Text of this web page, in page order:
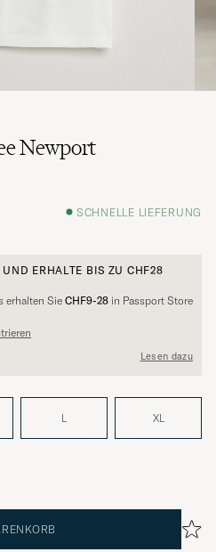
Newport
SCHNELLE LIEFERUNG
ERHALTE BIS ZU CHF28
erhalten Sie CHF9-28 in Passport Store
Lesen dazu
L XL